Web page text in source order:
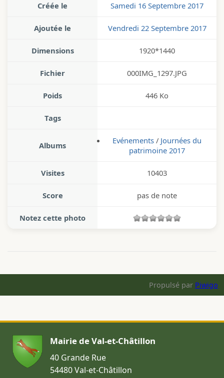
Créée le Samedi 16 Septembre 2017
Ajoutée le Vendredi 22 Septembre 2017
Dimensions 1920*1440
Fichier 000IMG_1297.JPG
Poids 446 Ko
Tags
Albums Evénements / Journées du
patrimoine 2017
Visites 10403
Score pas de note
Notez cette photo
Propulsé par Piwigo
Mairie de Val-et-Châtillon
40 Grande Rue
54480 Val-et-Châtillon